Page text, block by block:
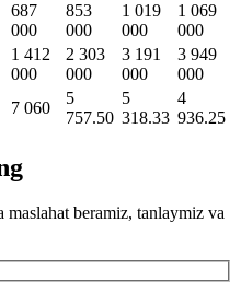
687
000
853
000
1 019
000
1 069
000
1 412
000
2 303
000
3 191
000
3 949
000
7 060
5
757.50
5
318.33
4
936.25
maslahat beramiz, tanlaymiz va